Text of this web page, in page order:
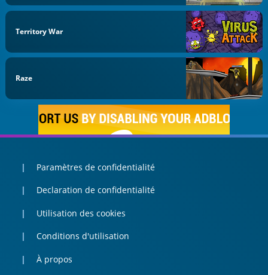
Territory War
Raze
Paramètres de confidentialité
Declaration de confidentialité
Utilisation des cookies
Conditions d'utilisation
À propos